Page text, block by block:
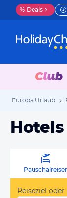
% Deals
Europa Urlaub
Reiseziel oder